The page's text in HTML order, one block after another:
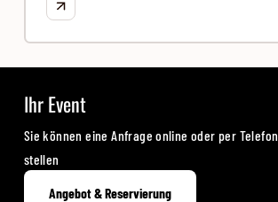
Ihr Event
Sie können eine Anfrage online oder per Telefon
stellen
Angebot & Reservierung